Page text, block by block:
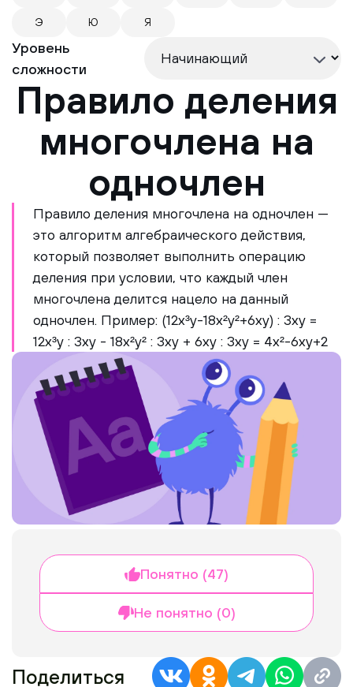
Э Ю Я
Уровень
сложности
Правило деления
многочлена на
одночлен
Правило деления многочлена на одночлен —
это алгоритм алгебраического действия,
который позволяет выполнить операцию
деления при условии, что каждый член
многочлена делится нацело на данный
одночлен. Пример: (12x³y-18x²y²+6xy) : 3xy =
12x³y : 3xy - 18x²y² : 3xy + 6xy : 3xy = 4x²-6xy+2
Понятно (47)
Не понятно (0)
Поделиться